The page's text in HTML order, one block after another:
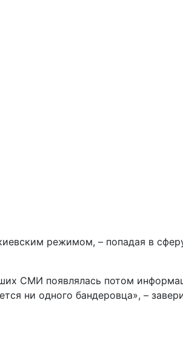
режимом, – попадая в
СМИ появлялась потом
ни одного бандеровца», –